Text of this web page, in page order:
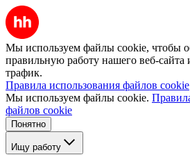
Мы используем файлы cookie, чтобы
правильную работу нашего веб-сайта
трафик.
Правила использования файлов cookie
Мы используем файлы cookie.
файлов cookie
Понятно
Ищу работу